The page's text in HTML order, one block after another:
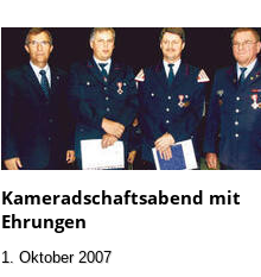
Kameradschaftsabend mit
Ehrungen
1. Oktober 2007